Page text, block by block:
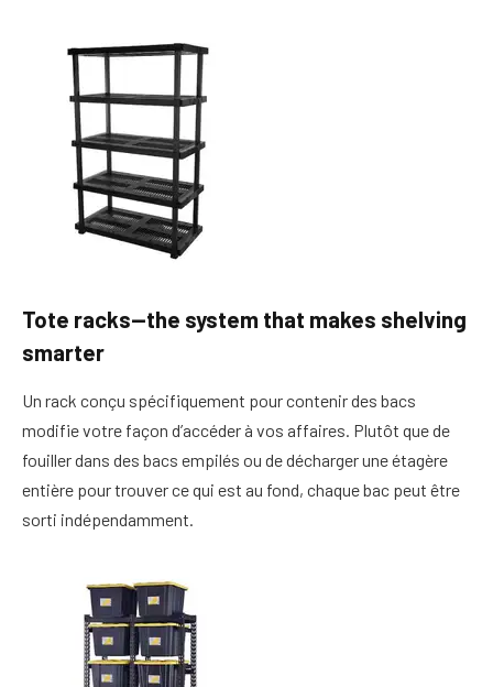
Tote racks—the system that makes shelving
smarter
Un rack conçu spécifiquement pour contenir des bacs
modifie votre façon d’accéder à vos affaires. Plutôt que de
fouiller dans des bacs empilés ou de décharger une étagère
entière pour trouver ce qui est au fond, chaque bac peut être
sorti indépendamment.